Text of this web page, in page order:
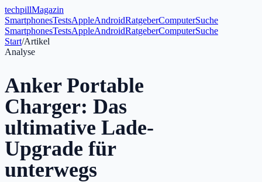
techpillMagazin
SmartphonesTestsAppleAndroidRatgeberComputerSuche
SmartphonesTestsAppleAndroidRatgeberComputerSuche
Start/Artikel
Analyse
Anker Portable
Charger: Das
ultimative Lade-
Upgrade für
unterwegs